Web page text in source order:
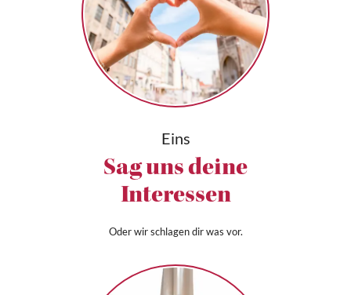
Eins
Sag uns deine
Interessen
Oder wir schlagen dir was vor.